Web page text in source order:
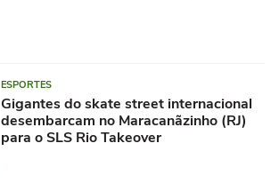
ESPORTES
Gigantes do skate street internacional
desembarcam no Maracanãzinho (RJ)
para o SLS Rio Takeover